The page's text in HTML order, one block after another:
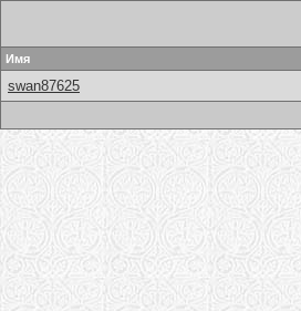
Имя
swan87625